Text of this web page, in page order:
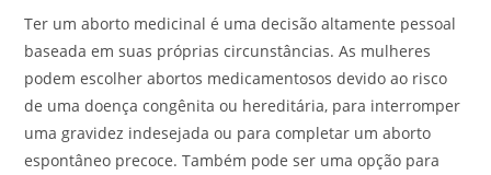
Ter um aborto medicinal é uma decisão altamente pessoal
baseada em suas próprias circunstâncias. As mulheres
podem escolher abortos medicamentosos devido ao risco
de uma doença congênita ou hereditária, para interromper
uma gravidez indesejada ou para completar um aborto
espontâneo precoce. Também pode ser uma opção para